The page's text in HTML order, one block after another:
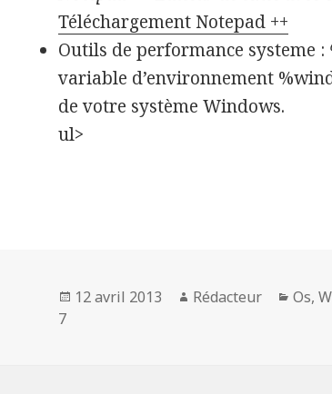
Téléchargement Notepad ++
Outils de performance systeme :
variable d’environnement
de votre système Windows.
ul>
Publié
12 avril 2013 Auteur
Rédacteur Os,
7